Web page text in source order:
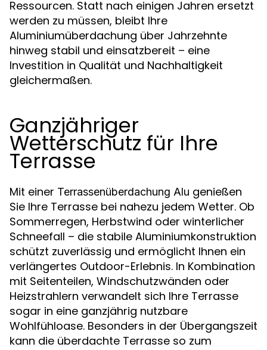
Ressourcen. Statt nach einigen Jahren ersetzt
werden zu müssen, bleibt Ihre
Aluminiumüberdachung über Jahrzehnte
hinweg stabil und einsatzbereit – eine
Investition in Qualität und Nachhaltigkeit
gleichermaßen.
Ganzjähriger
Wetterschutz für Ihre
Terrasse
Mit einer Terrassenüberdachung Alu genießen
Sie Ihre Terrasse bei nahezu jedem Wetter. Ob
Sommerregen, Herbstwind oder winterlicher
Schneefall – die stabile Aluminiumkonstruktion
schützt zuverlässig und ermöglicht Ihnen ein
verlängertes Outdoor-Erlebnis. In Kombination
mit Seitenteilen, Windschutzwänden oder
Heizstrahlern verwandelt sich Ihre Terrasse
sogar in eine ganzjährig nutzbare
Wohlfühloase. Besonders in der Übergangszeit
kann die überdachte Terrasse so zum